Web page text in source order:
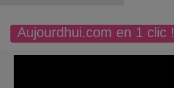
Aujourdhui.com en 1 clic !